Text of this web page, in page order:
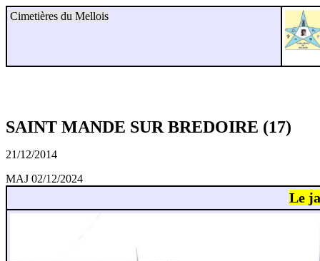
Cimetières du Mellois
SAINT MANDE SUR BREDOIRE (17)
21/12/2014
MAJ 02/12/2024
Le